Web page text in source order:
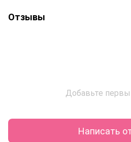
Отзывы
Добавьте
Написать